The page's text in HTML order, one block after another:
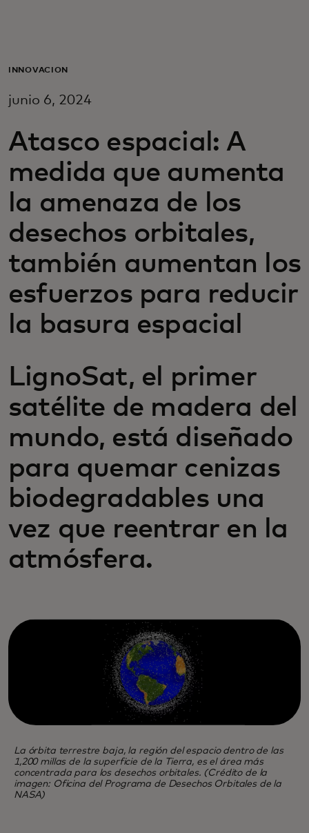
Para empresas
Para innovadores
Noticias y tendencias
INNOVACIÓN
junio 6, 2024
Atasco espacial: A
medida que aumenta
la amenaza de los
desechos orbitales,
también aumentan los
esfuerzos para reducir
la basura espacial
LignoSat, el primer
satélite de madera del
mundo, está diseñado
para quemar cenizas
biodegradables una
vez que reentrar en la
atmósfera.
La órbita terrestre baja, la región del espacio dentro de las
1,200 millas de la superficie de la Tierra, es el área más
concentrada para los desechos orbitales. (Crédito de la
imagen: Oficina del Programa de Desechos Orbitales de la
NASA)